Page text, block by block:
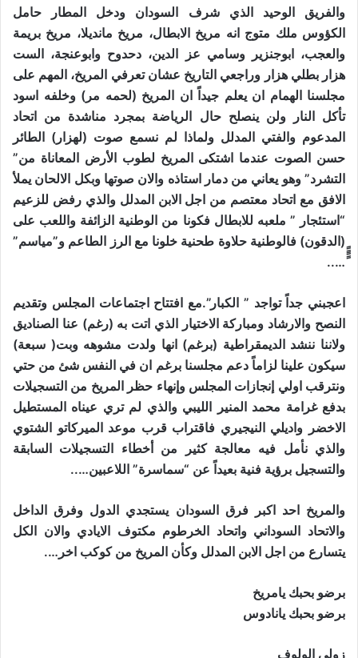
والفريق الوحيد الذي شرف السودان ودخل المطار حامل
الكؤوس ملك متوج انه مريخ الابطال، مريخ مانديلا، مريخ بريمة
والعجب، ابوجنزير وسامي عز الدين، دحدوح وابوعنجة، الست
هزار بطلي هزار وراجعي التاريخ عشان تعرفي المريخ، المهم على
مجلسنا الهمام ان يعلم جيداً ان المريخ (لحمه مر) وخلفه اسود
تأكل النار ولن ينصلح حال الرياضة بمجرد مناشدة من اتحاد
المدعوم والفتي المدلل ولماذا لم نسمع صوت (لهزار) الطائر
حسن الصوت عندما اشتكى المريخ لطوب الأرض المعاناة من”
التشرد” وهو يعاني من دمار استاذه والان صوتها وبكل الالحان يملأ
الافق مع اتحاد معتصم من اجل الابن المدلل والذي رفض للزعيم
“استئجار ” ملعبه للابطال فكونا من الوطنية الزائفة واللعب على
(الدقون) فالوطنية حلاوة طحنية خلونا مع الرز الطاعم و”مياسم”
َََََََ…..
اعجبني جداً تواجد ” الكبار”.مع افتتاح اجتماعات المجلس وتقديم
النصح والارشاد ومباركة الاختيار الذي اتت به (رغم) عنا الصناديق
ولاننا ننشد الديمقراطية (برغم) انها ولدت مشوهه وبت( سبعة)
سيكون علينا لزاماً دعم مجلسنا برغم ان في النفس شئ من حتي
ونترقب اولي إنجازات المجلس وإنهاء حظر المريخ من التسجيلات
بدفع غرامة محمد المنير الليبي والذي لم تري عيناه المستطيل
الاخضر واديلي النيجيري فاقتراب قرب موعد الميركاتو الشتوي
والذي نأمل فيه معالجة كثير من أخطاء التسجيلات السابقة
والتسجيل برؤية فنية بعيداً عن “سماسرة” اللاعبين…..
والمريخ احد اكبر فرق السودان يستجدي الدول وفرق الداخل
والاتحاد السوداني واتحاد الخرطوم مكتوف الايادي والان الكل
يتسارع من اجل الابن المدلل وكأن المريخ من كوكب اخر….
برضو بحبك يامريخ
برضو بحبك يانادوس
زولي الولوف